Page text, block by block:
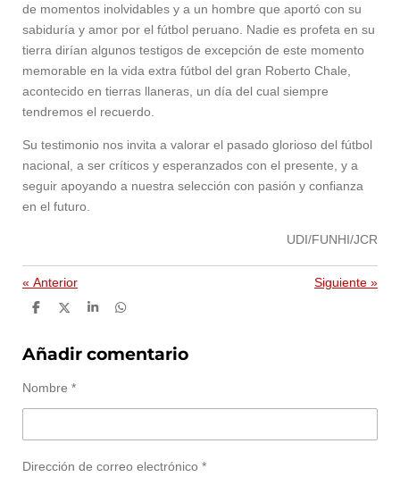
de momentos inolvidables y a un hombre que aportó con su
sabiduría y amor por el fútbol peruano. Nadie es profeta en su
tierra dirían algunos testigos de excepción de este momento
memorable en la vida extra fútbol del gran Roberto Chale,
acontecido en tierras llaneras, un día del cual siempre
tendremos el recuerdo.
Su testimonio nos invita a valorar el pasado glorioso del fútbol
nacional, a ser críticos y esperanzados con el presente, y a
seguir apoyando a nuestra selección con pasión y confianza
en el futuro.
UDI/FUNHI/JCR
« Anterior Siguiente »
C
p
a
t
r
C
p
a
t
r
C
p
a
r
C
p
a
r
Añadir comentario
Nombre *
Dirección de correo electrónico *